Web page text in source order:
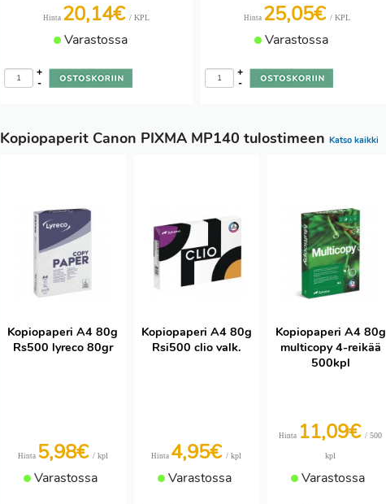
Hinta 20,14€ / KPL
Varastossa
-
+
Hinta 25,05€ / KPL
Varastossa
-
+
Kopiopaperit Canon PIXMA MP140 tulostimeen Katso kaikki
Kopiopaperi A4 80g
Rs500 lyreco 80gr
Hinta 5,98€ / kpl
Varastossa
Kopiopaperi A4 80g
Rsi500 clio valk.
Hinta 4,95€/ kpl
Varastossa
Kopiopaperi A4 80g
multicopy 4-reikää
500kpl
Hinta 11,09€/ 500
kpl
Varastossa